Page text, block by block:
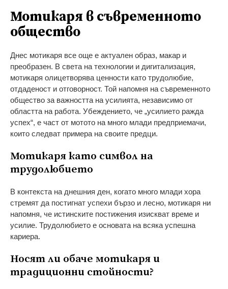
Мотикаря в съвременното
общество
Днес мотикаря все още е актуален образ, макар и
преобразен. В света на технологии и дигитализация,
мотикаря олицетворява ценности като трудолюбие,
отдаденост и отговорност. Той напомня на съвременното
общество за важността на усилията, независимо от
областта на работа. Убеждението, че „усилието ражда
успех“, е част от мотото на много млади предприемачи,
които следват примера на своите предци.
Мотикаря като символ на
трудолюбието
В контекста на днешния ден, когато много млади хора
стремят да постигнат успехи бързо и лесно, мотикаря ни
напомня, че истинските постижения изискват време и
усилие. Трудолюбието е основата на всяка успешна
кариера.
Носят ли обаче мотикаря и
традиционни стойности?